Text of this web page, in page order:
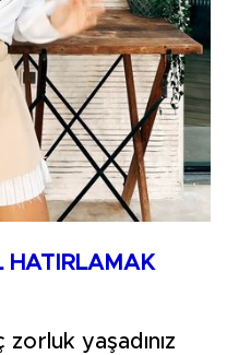
HATIRLAMAK
yaşadınız